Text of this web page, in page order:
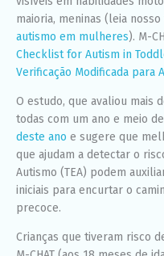
maioria, meninas (leia
autismo em mulheres). M-
Checklist for Autism in
Verificação Modificada para
O estudo, que avaliou mais
todas com um ano e meio
deste ano e sugere que
que ajudam a detectar o
Autismo (TEA) podem
iniciais para encurtar o
precoce.
Crianças que tiveram risco